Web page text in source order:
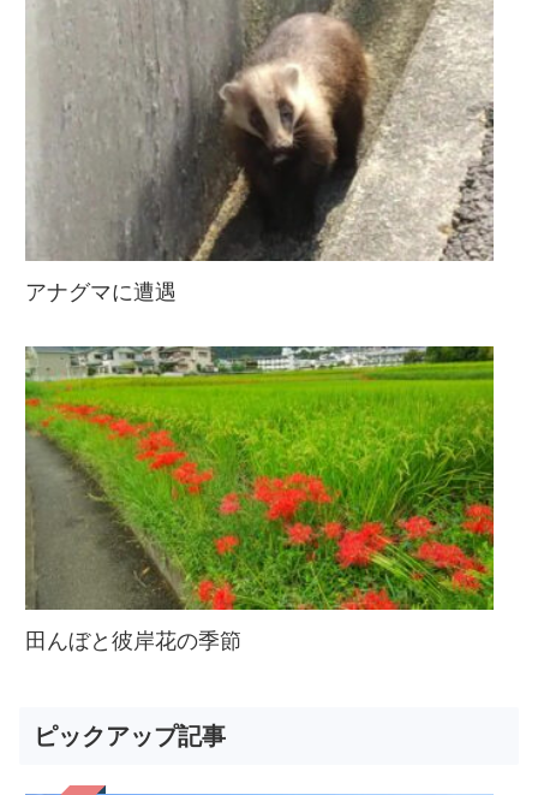
アナグマに遭遇
田んぼと彼岸花の季節
ピックアップ記事